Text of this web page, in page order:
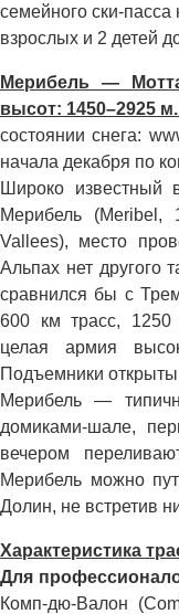
семейного ски-
взрослых и 2 детей
Мерибель —
высот: 1450–2925 м.
состоянии снега:
начала декабря по
Широко известный
Мерибель
Vallees), место
Альпах нет другого
сравнился бы с
600 км трасс,
целая армия
Подъемники
Мерибель —
домиками-шале,
вечером
Мерибель можно
Долин, не встретив
Характеристика
Для
Комп-дю-Валон